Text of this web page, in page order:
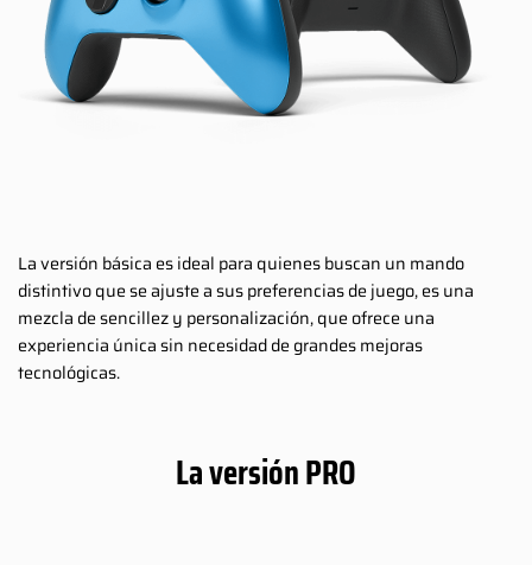
La versión básica es ideal para quienes buscan un mando
distintivo que se ajuste a sus preferencias de juego, es una
mezcla de sencillez y personalización, que ofrece una
experiencia única sin necesidad de grandes mejoras
tecnológicas.
La versión PRO